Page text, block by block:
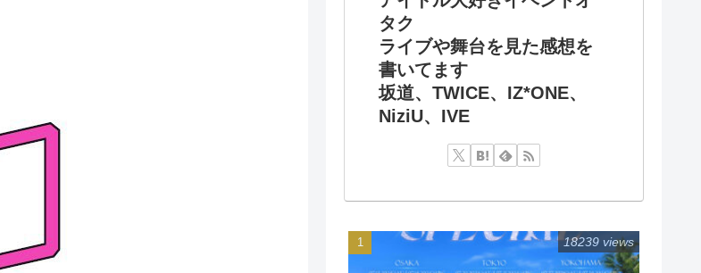
タク
ライブや舞台を見た感想を
書いてます
坂道、TWICE、IZ*ONE、
NiziU、IVE
18239 views